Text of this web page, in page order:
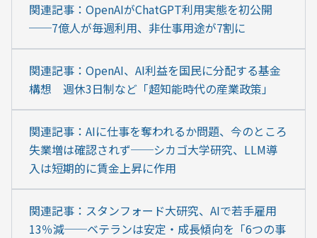
関連記事：OpenAIがChatGPT利用実態を初公開
──7億人が毎週利用、非仕事用途が7割に
関連記事：OpenAI、AI利益を国民に分配する基金
構想　週休3日制など「超知能時代の産業政策」
関連記事：AIに仕事を奪われるか問題、今のところ
失業増は確認されず──シカゴ大学研究、LLM導
入は短期的に賃金上昇に作用
関連記事：スタンフォード大研究、AIで若手雇用
13％減──ベテランは安定・成長傾向を「6つの事